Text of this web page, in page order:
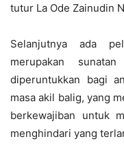
tutur La Ode Zainudin
Selanjutnya ada
merupakan
diperuntukkan bagi
masa akil balig, yang
berkewajiban untuk
menghindari yang